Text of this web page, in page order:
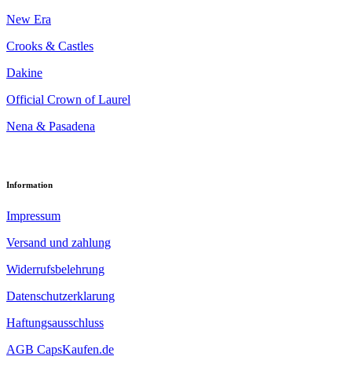
New Era
Crooks & Castles
Dakine
Official Crown of Laurel
Nena & Pasadena
Information
Impressum
Versand und zahlung
Widerrufsbelehrung
Datenschutzerklarung
Haftungsausschluss
AGB CapsKaufen.de